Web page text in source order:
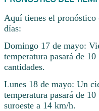
Aquí tienes el
días:
Domingo 17 de mayo:
temperatura pasará de
cantidades.
Lunes 18 de mayo: Un
temperatura pasará de
suroeste a 14 km/h.